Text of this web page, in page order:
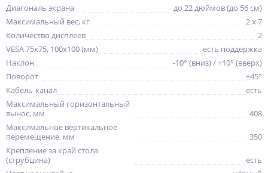
Диагональ экрана
до 22 дюймов (до 56 см)
Максимальный вес, кг
2 x 7
Количество дисплеев
2
VESA 75x75, 100x100 (мм)
есть поддержка
Наклон
-10° (вниз) / +10° (вверх)
Поворот
±45°
Кабель-канал
есть
Максимальный горизонтальный
вынос, мм
408
Максимальное вертикальное
перемещение, мм
350
Крепление за край стола
(струбцина)
есть